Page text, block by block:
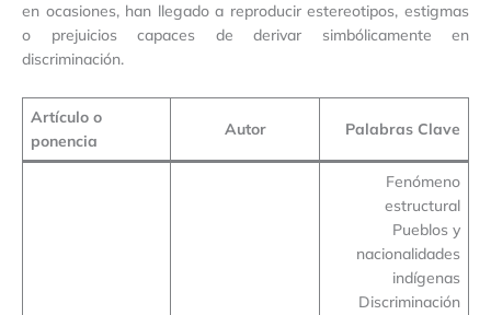
en ocasiones, han llegado a reproducir estereotipos, estigmas
o prejuicios capaces de derivar simbólicamente en
discriminación.
Artículo o
ponencia
Autor Palabras Clave
Fenómeno
estructural
Pueblos y
nacionalidades
indígenas
Discriminación